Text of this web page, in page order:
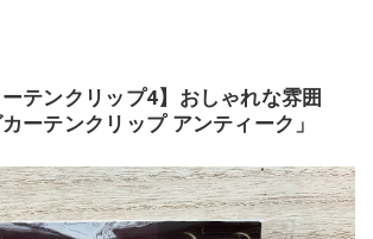
ーテンクリップ4】おしゃれな雰囲
ーテンクリップ アンティーク」